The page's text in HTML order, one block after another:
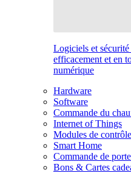
Logiciels et
efficacement et en
numérique
Hardware
Software
Commande du
Internet of Things
Modules de
Smart Home
Commande de
Bons & Cartes